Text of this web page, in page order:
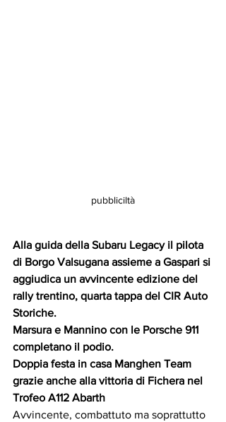
pubbliciltà
Alla guida della Subaru Legacy il pilota
di Borgo Valsugana assieme a Gaspari si
aggiudica un avvincente edizione del
rally trentino, quarta tappa del CIR Auto
Storiche.
Marsura e Mannino con le Porsche 911
completano il podio.
Doppia festa in casa Manghen Team
grazie anche alla vittoria di Fichera nel
Trofeo A112 Abarth
Avvincente, combattuto ma soprattutto